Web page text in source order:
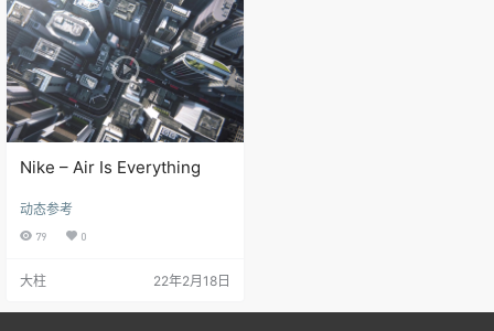
Nike – Air Is Everything
动态参考
79 0
大柱 22年2月18日